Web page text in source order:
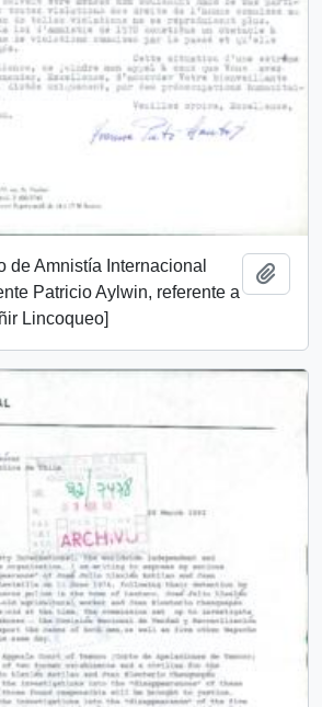
de Amnistía Internacional
Patricio Aylwin, referente a
Lincoqueo]